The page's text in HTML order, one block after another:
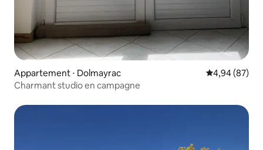
Appartement ⋅ Dolmayrac Évaluation
4,94 (87)
Charmant studio en campagne